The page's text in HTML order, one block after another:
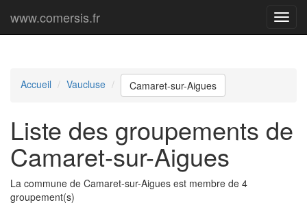
Menu
www.comersis.fr
Accueil Vaucluse Camaret-sur-Aigues
Liste des groupements de
Camaret-sur-Aigues
La commune de Camaret-sur-Aigues est membre de 4
groupement(s)